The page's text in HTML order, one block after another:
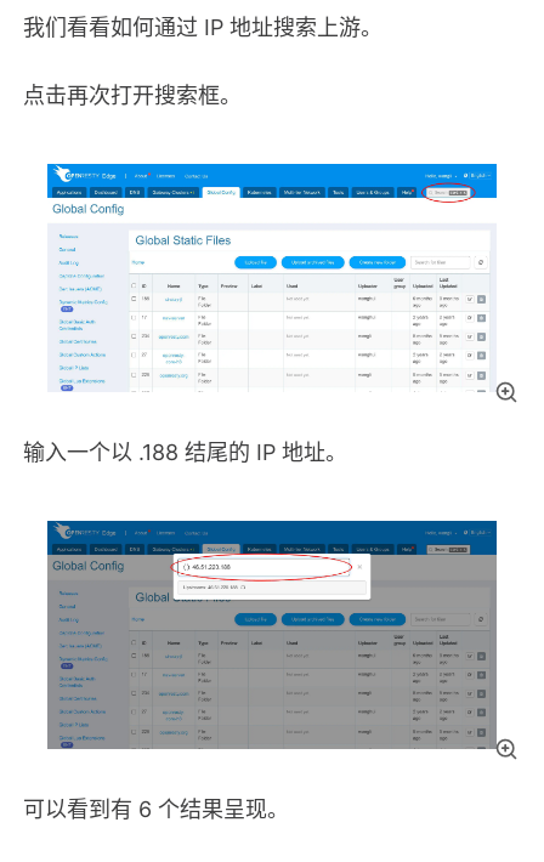
我们看看如何通过 IP 地址搜索上游。
点击再次打开搜索框。
输入一个以 .188 结尾的 IP 地址。
可以看到有 6 个结果呈现。